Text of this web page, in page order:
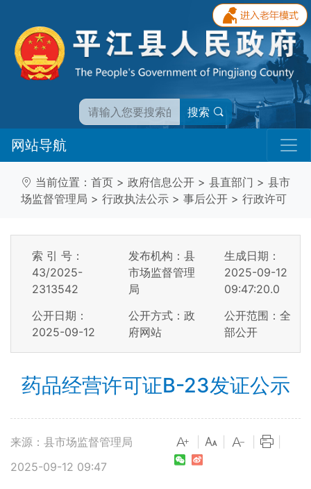
搜索
网站导航
当前位置： 首页 > 政府信息公开 > 县直部门 > 县市
场监督管理局 > 行政执法公示 > 事后公开 > 行政许可
索 引 号：
43/2025-
2313542
发布机构：县
市场监督管理
局
生成日期：
2025-09-12
09:47:20.0
公开日期：
2025-09-12
公开方式：政
府网站
公开范围：全
部公开
药品经营许可证B-23发证公示
来源：县市场监督管理局
2025-09-12 09:47